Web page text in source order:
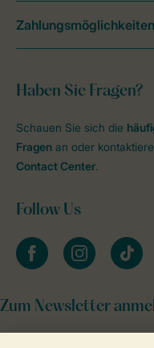
Haben Sie Fragen?
Schauen Sie sich die
Fragen an oder
Contact Center.
Follow Us
facebookinstagramtiktok
Zum Newsletter
Zahlungsmöglichkeiten